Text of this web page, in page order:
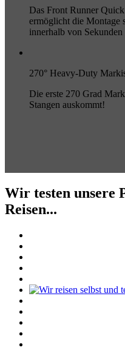
Das Front Runner
ermöglicht die Montage
innerhalb von
270° Heavy-Duty
Die erste 270 Grad
Stangen auskommt!
Wir testen unsere
Reisen...